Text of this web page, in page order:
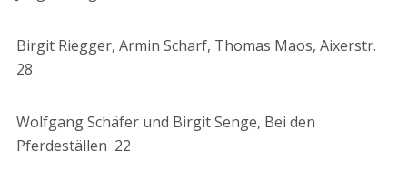
Birgit Riegger, Armin Scharf, Thomas Maos, Aixerstr.
28
Wolfgang Schäfer und Birgit Senge, Bei den
Pferdeställen 22